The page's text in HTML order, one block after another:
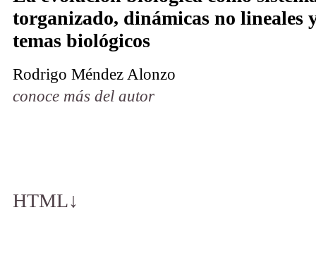
tor­ga­niza­do, di­ná­mi­cas no li­nea­les
temas bio­ló­gi­cos
Ro­dri­go Mén­dez Alon­zo
conoce más del autor
HTML↓